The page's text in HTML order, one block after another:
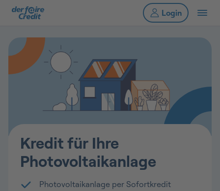
Kredit für Ihre
Photovoltaikanlage
Photovoltaikanlage per Sofortkredit